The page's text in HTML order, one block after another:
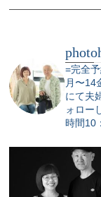
=完全
月〜14
にて夫
ォロー
時間10